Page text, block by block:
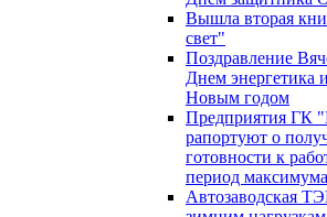
Вышла вторая
свет"
Поздравление
Днем энергетика
Новым годом
Предприятия ГК
рапортуют о
готовности к
период
Автозаводская